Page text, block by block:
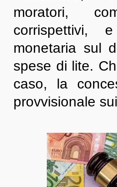
moratori,
corrispettivi,
monetaria sul
spese di lite.
caso, la
provvisionale